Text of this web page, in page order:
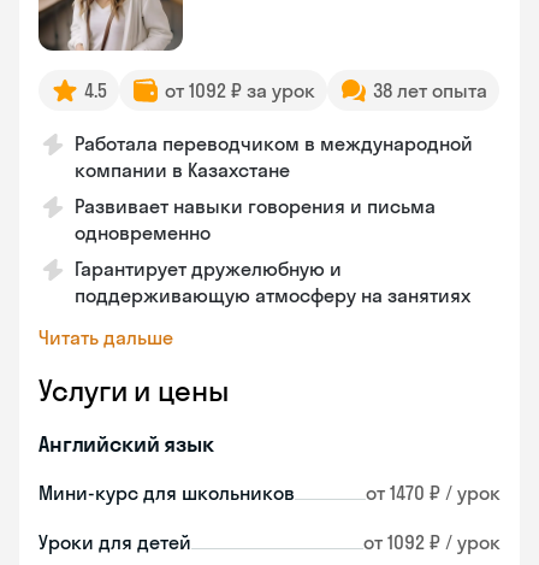
4.5 от 1092 ₽ за урок 38 лет опыта
Работала переводчиком в международной
компании в Казахстане
Развивает навыки говорения и письма
одновременно
Гарантирует дружелюбную и
поддерживающую атмосферу на занятиях
Читать дальше
Услуги и цены
Английский язык
Мини-курс для школьников от 1470 ₽ / урок
Уроки для детей от 1092 ₽ / урок